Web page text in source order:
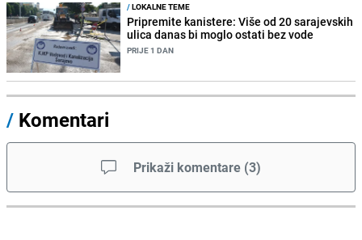
/LOKALNE TEME
Pripremite kanistere: Više od 20 sarajevskih
ulica danas bi moglo ostati bez vode
PRIJE 1 DAN
/ Komentari
Prikaži komentare (3)